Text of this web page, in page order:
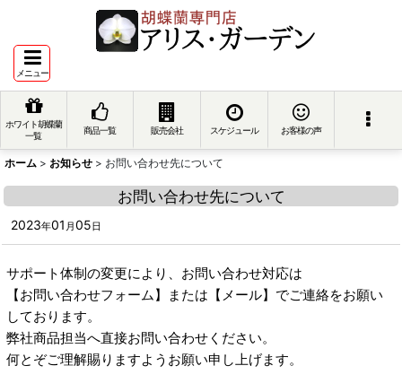
メニュー
ホワイト胡蝶蘭
一覧
商品一覧 販売会社 スケジュール お客様の声
ホーム > お知らせ > お問い合わせ先について
お問い合わせ先について
2023年01 月05日
サポート体制の変更により、お問い合わせ対応は
【お問い合わせフォーム】または【メール】でご連絡をお願い
しております。
弊社商品担当へ直接お問い合わせください。
何とぞご理解賜りますようお願い申し上げます。